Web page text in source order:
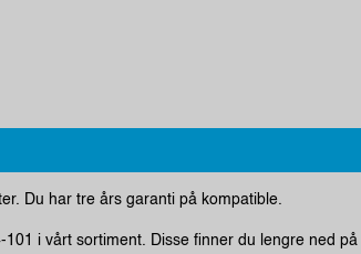
Du har tre års garanti på kompatible.
i vårt sortiment. Disse finner du lengre ned